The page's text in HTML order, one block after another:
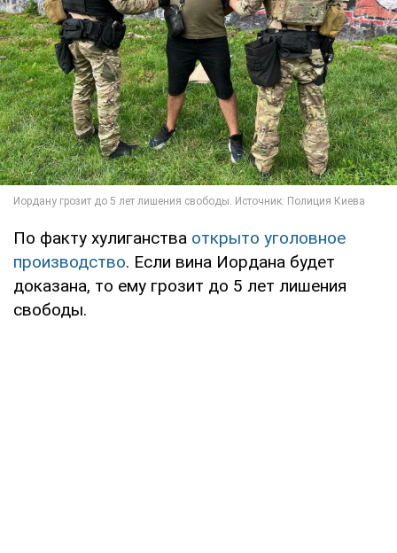
По факту хулиганства открыто уголовное
производство. Если вина Иордана будет
доказана, то ему грозит до 5 лет лишения
свободы.